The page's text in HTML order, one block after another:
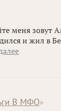
меня зовут
и жил в
В МФО»